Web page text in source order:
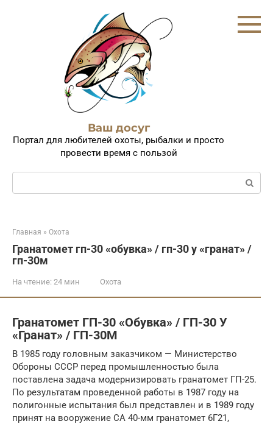
Ваш досуг
Портал для любителей охоты, рыбалки и просто
провести время с пользой
Поиск:
Главная » Охота
Гранатомет гп-30 «обувка» / гп-30 у «гранат» /
гп-30м
На чтение: 24 мин Охота
Гранатомет ГП-30 «Обувка» / ГП-30 У
«Гранат» / ГП-30М
В 1985 году головным заказчиком — Министерство
Обороны СССР перед промышленностью была
поставлена задача модернизировать гранатомет ГП-25.
По результатам проведенной работы в 1987 году на
полигонные испытания был представлен и в 1989 году
принят на вооружение СА 40-мм гранатомет 6Г21,